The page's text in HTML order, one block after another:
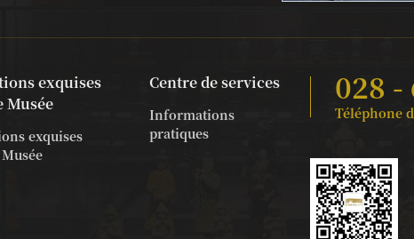
exquises
Musée
exquises
Centre de services
Informations
pratiques
028 -
Téléphone